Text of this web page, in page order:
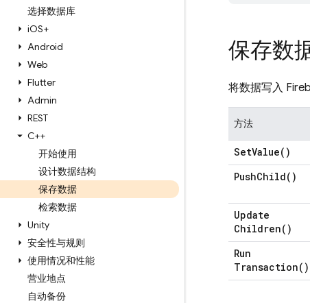
选择数据库
iOS+
Android
Web
Flutter
Admin
REST
C++
开始使用
设计数据结构
保存数据
检索数据
Unity
安全性与规则
使用情况和性能
营业地点
自动备份
保存数
将数据写入
方法
SetValue( )
PushChild( )
Update
Children( )
Run
Transaction( )